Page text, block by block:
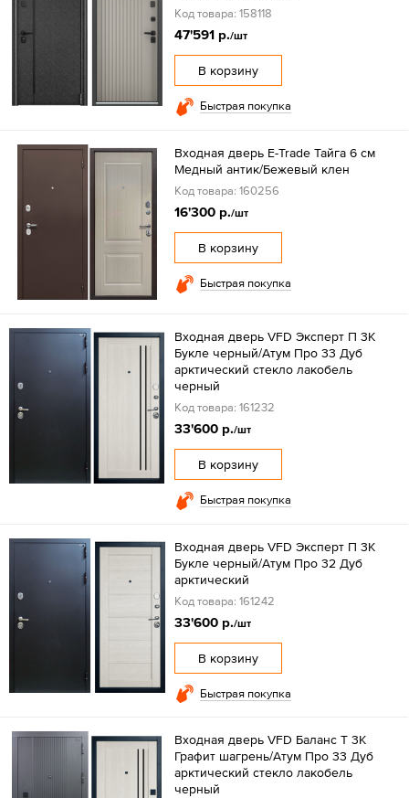
Код товара: 158118
47'591 р./шт
В корзину
Быстрая покупка
Входная дверь E-Trade Тайга 6 см
Медный антик/Бежевый клен
Код товара: 160256
16'300 р./шт
В корзину
Быстрая покупка
Входная дверь VFD Эксперт П 3K
Букле черный/Aтум Про 33 Дуб
арктический стекло лакобель
черный
Код товара: 161232
33'600 р./шт
В корзину
Быстрая покупка
Входная дверь VFD Эксперт П 3K
Букле черный/Aтум Про 32 Дуб
арктический
Код товара: 161242
33'600 р./шт
В корзину
Быстрая покупка
Входная дверь VFD Баланс T 3К
Графит шагрень/Атум Про 33 Дуб
арктический стекло лакобель
черный